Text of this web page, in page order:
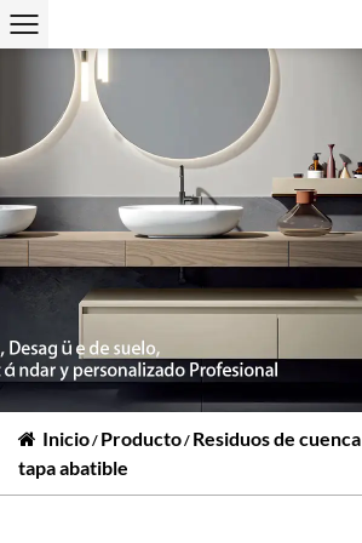
Inicio/ Producto/ Residuos de cuenca
tapa abatible